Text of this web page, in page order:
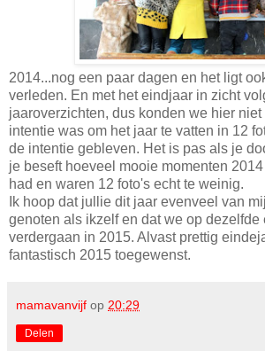
2014...nog een paar dagen en het ligt
verleden. En met het eindjaar in zicht
jaaroverzichten, dus konden we hier
intentie was om het jaar te vatten in 12
de intentie gebleven. Het is pas als je
je beseft hoeveel mooie momenten
had en waren 12 foto's echt te weinig.
Ik hoop dat jullie dit jaar evenveel van
genoten als ikzelf en dat we op dezelfde
verdergaan in 2015. Alvast prettig
fantastisch 2015 toegewenst.
mamavanvijf op 20:29
Delen